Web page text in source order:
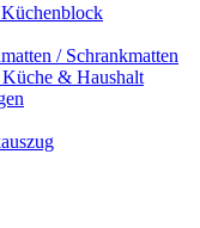
/ Schrankmatten
& Haushalt